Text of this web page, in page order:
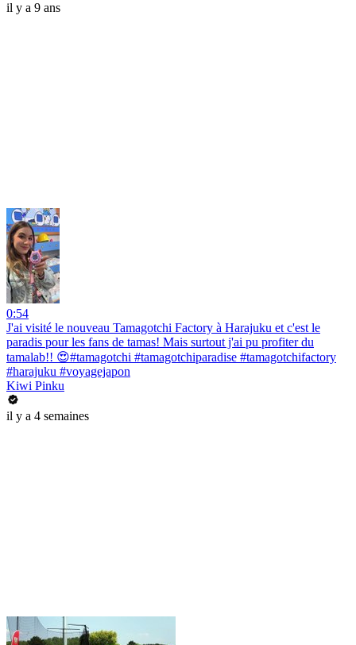
il y a 9 ans
0:54
J'ai visité le nouveau Tamagotchi Factory à Harajuku et c'est le
paradis pour les fans de tamas! Mais surtout j'ai pu profiter du
tamalab!! 😍#tamagotchi #tamagotchiparadise #tamagotchifactory
#harajuku #voyagejapon
Kiwi Pinku
il y a 4 semaines